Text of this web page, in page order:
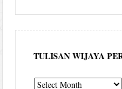
TULISAN WIJAYA
Tulisan